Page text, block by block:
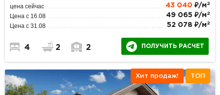
цена сейчас 43 040 ₽/м 2
Цена с 16.08 49 065 ₽/м 2
Цена с 31.08 52 078 ₽/м 2
4 2 2 ПОЛУЧИТЬ РАСЧЕТ
Хит продаж! ТОП